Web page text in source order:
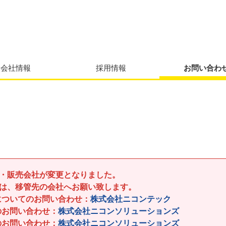
会社情報 採用情報 お問い合わ
販売会社が変更となりました。
、移管先の会社へお願い致します。
いてのお問い合わせ： 株式会社ニコンテック
問い合わせ： 株式会社ニコンソリューションズ
問い合わせ： 株式会社ニコンソリューションズ